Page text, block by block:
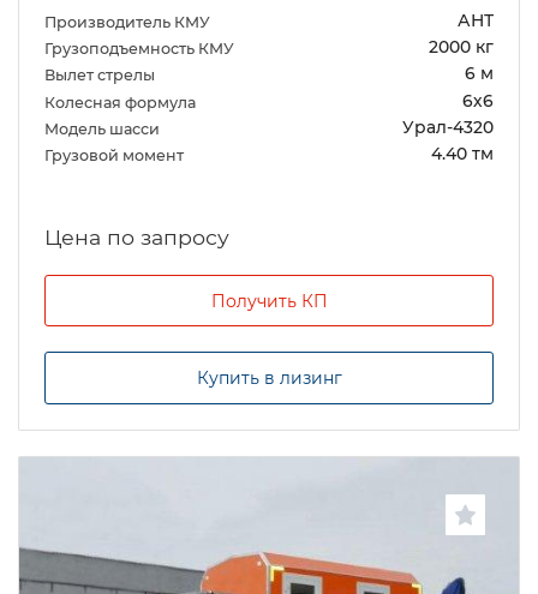
Производитель КМУ АНТ
Грузоподъемность КМУ 2000 кг
Вылет стрелы 6 м
Колесная формула 6х6
Модель шасси Урал-4320
Грузовой момент 4.40 тм
Цена по запросу
Получить КП
Купить в лизинг